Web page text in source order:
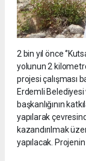
2 bin yıl önce
yolunun 2
projesi çalışması
Erdemli
başkanlığının
yapılarak
kazandırılmak
yapılacak.